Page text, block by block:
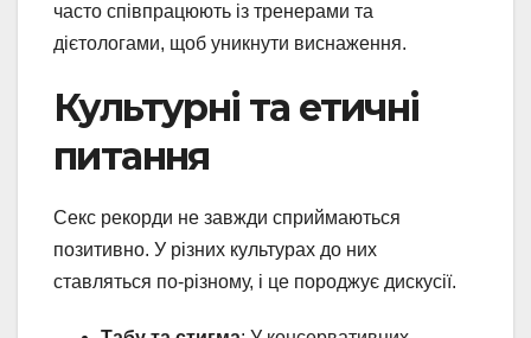
часто співпрацюють із тренерами та
дієтологами, щоб уникнути виснаження.
Культурні та етичні
питання
Секс рекорди не завжди сприймаються
позитивно. У різних культурах до них
ставляться по-різному, і це породжує дискусії.